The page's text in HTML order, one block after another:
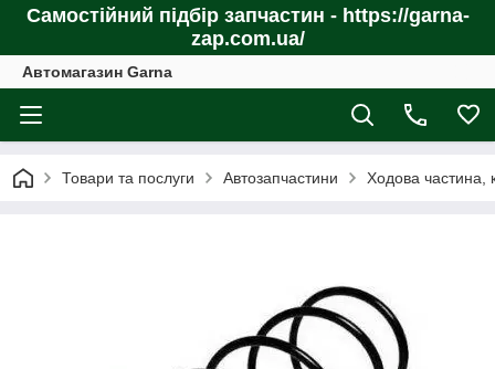
Самостійний підбір запчастин - https://garna-
zap.com.ua/
Автомагазин Garna
Товари та послуги Автозапчастини Ходова частина,